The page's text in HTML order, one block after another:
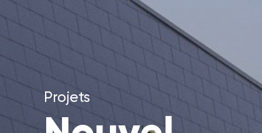
Projets